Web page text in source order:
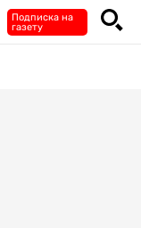
Подписка на
газету